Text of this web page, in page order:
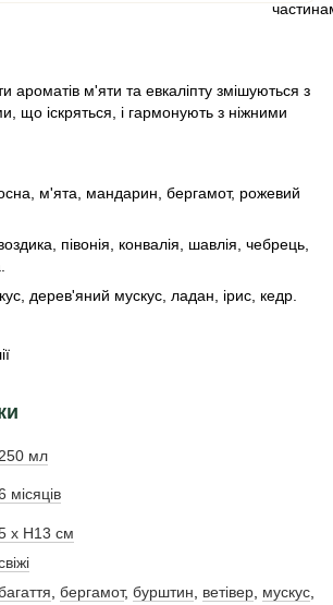
ароматів м'яти та евкаліпту змішуються з
що іскряться, і гармонують з ніжними
м'ята, мандарин, бергамот, рожевий
півонія, конвалія, шавлія, чебрець,
дерев'яний мускус, ладан, ірис, кедр.
250 мл
місяців
х Н13 см
бергамот, бурштин ветівер мускус